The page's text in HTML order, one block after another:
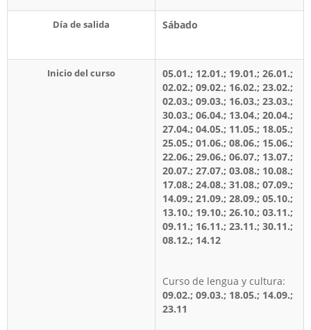
Día de salida Sábado
Inicio del curso
05.01.; 12.01.; 19.01.; 26.01.;
02.02.; 09.02.; 16.02.; 23.02.;
02.03.; 09.03.; 16.03.; 23.03.;
30.03.; 06.04.; 13.04.; 20.04.;
27.04.; 04.05.; 11.05.; 18.05.;
25.05.; 01.06.; 08.06.; 15.06.;
22.06.; 29.06.; 06.07.; 13.07.;
20.07.; 27.07.; 03.08.; 10.08.;
17.08.; 24.08.; 31.08.; 07.09.;
14.09.; 21.09.; 28.09.; 05.10.;
13.10.; 19.10.; 26.10.; 03.11.;
09.11.; 16.11.; 23.11.; 30.11.;
08.12.; 14.12
Curso de lengua y cultura:
09.02.; 09.03.; 18.05.; 14.09.;
23.11